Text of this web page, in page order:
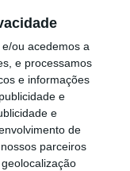
ou acedemos a
e processamos
e informações
e
e
de
parceiros
lojas ao